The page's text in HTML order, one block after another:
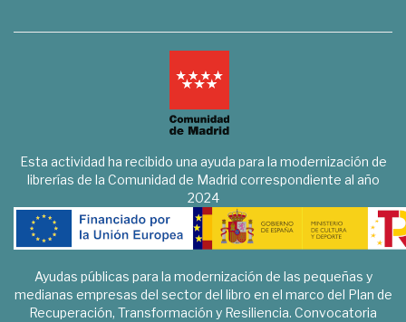
Esta actividad ha recibido una ayuda para la modernización de
librerías de la Comunidad de Madrid correspondiente al año
2024
Ayudas públicas para la modernización de las pequeñas y
medianas empresas del sector del libro en el marco del Plan de
Recuperación, Transformación y Resiliencia. Convocatoria